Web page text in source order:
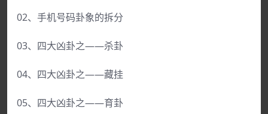
02、手机号码卦象的拆分
03、四大凶卦之——杀卦
04、四大凶卦之——藏挂
05、四大凶卦之——育卦